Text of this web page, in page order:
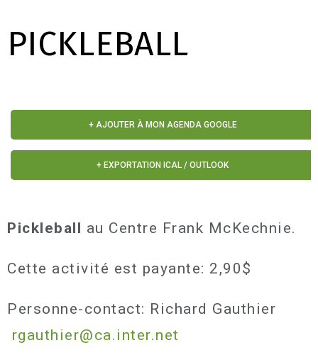
PICKLEBALL
+ AJOUTER À MON AGENDA GOOGLE
+ EXPORTATION ICAL / OUTLOOK
Pickleball au Centre Frank McKechnie.
Cette activité est payante: 2,90$
Personne-contact: Richard Gauthier
rgauthier@ca.inter.net